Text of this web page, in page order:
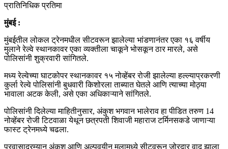
प्रातिनिधिक प्रतिमा
मुंबई :
मुंबईतील लोकल ट्रेनमधील सीटवरून झालेल्या भांडणानंतर एका १६ वर्षीय
मुलाने रेल्वे स्थानकावर एका व्यक्तीला चाकूने भोसकून ठार मारले, असे
पोलिसांनी शुक्रवारी सांगितले.
मध्य रेल्वेच्या घाटकोपर स्थानकावर १५ नोव्हेंबर रोजी झालेल्या हल्ल्याप्रकरणी
कुर्ला रेल्वे पोलिसांनी बुधवारी किशोरला ताब्यात घेतले आणि त्याच्या मोठ्या
भावाला अटक केली, असे एका अधिकाऱ्याने सांगितले.
पोलिसांनी दिलेल्या माहितीनुसार, अंकुश भगवान भालेराव हा पीडित तरुण 14
नोव्हेंबर रोजी टिटवाळा येथून छत्रपती शिवाजी महाराज टर्मिनसकडे जाणाऱ्या
फास्ट ट्रेनमध्ये चढला.
प्रवासादरम्यान अंकुश आणि अल्पवयीन मुलामध्ये सीटवरून जोरदार वाद झाला